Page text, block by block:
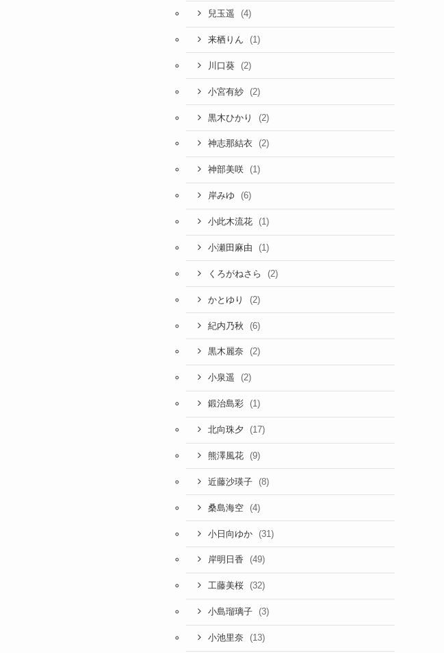
兒玉遥 (4)
来栖りん (1)
川口葵 (2)
小宮有紗 (2)
黒木ひかり (2)
神志那結衣 (2)
神部美咲 (1)
岸みゆ (6)
小此木流花 (1)
小瀬田麻由 (1)
くろがねさら (2)
かとゆり (2)
紀内乃秋 (6)
黒木麗奈 (2)
小泉遥 (2)
鍛治島彩 (1)
北向珠夕 (17)
熊澤風花 (9)
近藤沙瑛子 (8)
桑島海空 (4)
小日向ゆか (31)
岸明日香 (49)
工藤美桜 (32)
小島瑠璃子 (3)
小池里奈 (13)